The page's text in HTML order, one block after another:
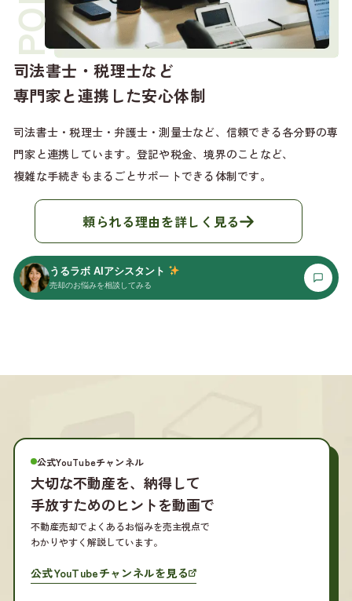
司法書士・税理士など
専門家と連携した安心体制
司法書士・税理士・弁護士・測量士など、信頼できる各分野の専
門家と連携しています。登記や税金、境界のことなど、
複雑な手続きもまるごとサポートできる体制です。
頼られる理由を詳しく見る
うるラボ AIアシスタント
売却のお悩みを相談してみる
公式YouTubeチャンネル
大切な不動産を、 納得して
手放すためのヒントを動画で
不動産売却でよくあるお悩みを売主視点で
わかりやすく解説しています。
公式YouTubeチャンネルを見る